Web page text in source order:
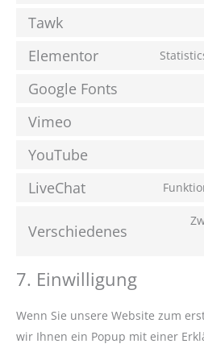
Tawk
Elementor
Google Fonts
Vimeo
YouTube
LiveChat
Verschiedenes
7. Einwilligung
Wenn Sie unsere Website zum
wir Ihnen ein Popup mit einer